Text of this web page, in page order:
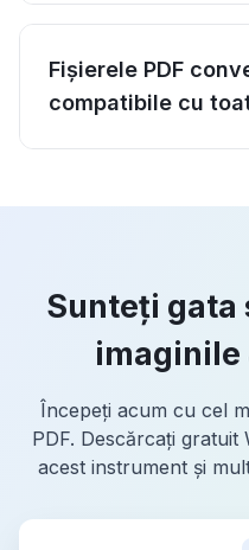
Fișierele PDF
compatibile cu
Sunteți
imaginile
Începeți acum cu cel
PDF. Descărcați
acest instrument și